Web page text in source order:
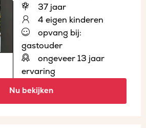
37 jaar
4 eigen kinderen
opvang bij:
gastouder
ongeveer 13 jaar
ervaring
Nu bekijken